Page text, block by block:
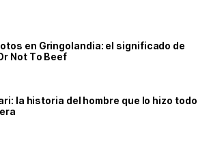
en Gringolandia: el significado de
Not To Beef
la historia del hombre que lo hizo todo